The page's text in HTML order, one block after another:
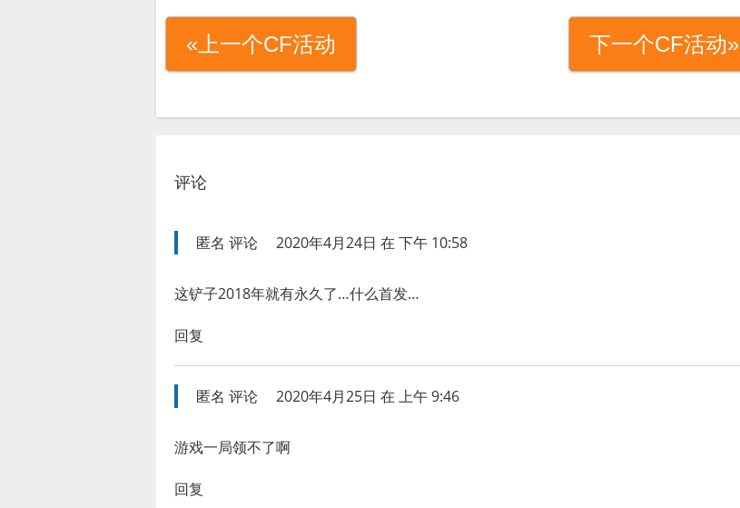
«上一个CF活动 下一个CF活动»
评论
匿名 评论 2020年4月24日 在 下午 10:58
这铲子2018年就有永久了…什么首发…
回复
匿名 评论 2020年4月25日 在 上午 9:46
游戏一局领不了啊
回复